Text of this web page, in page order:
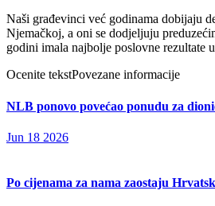
Naši građevinci već godinama dobijaju
Njemačkoj, a oni se dodjeljuju
godini imala najbolje poslovne rezultate
Ocenite tekstPovezane informacije
NLB ponovo povećao ponudu za
Jun 18 2026
Po cijenama za nama zaostaju